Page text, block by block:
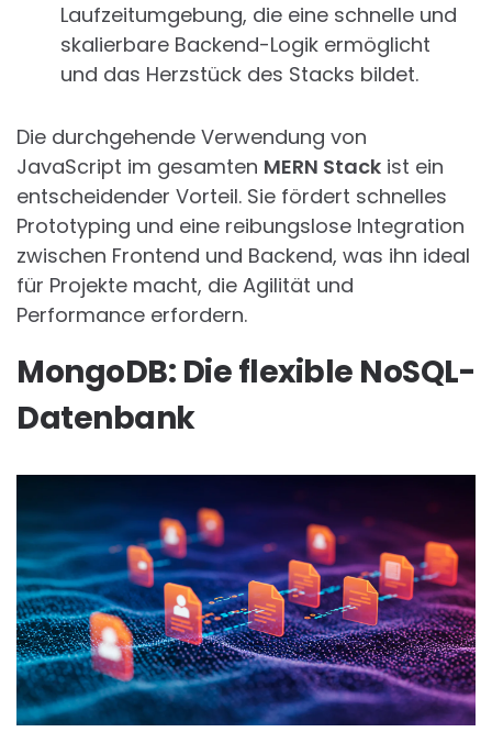
Laufzeitumgebung, die eine schnelle und
skalierbare Backend-Logik ermöglicht
und das Herzstück des Stacks bildet.
Die durchgehende Verwendung von
JavaScript im gesamten MERN Stack ist ein
entscheidender Vorteil. Sie fördert schnelles
Prototyping und eine reibungslose Integration
zwischen Frontend und Backend, was ihn ideal
für Projekte macht, die Agilität und
Performance erfordern.
MongoDB: Die flexible NoSQL-
Datenbank